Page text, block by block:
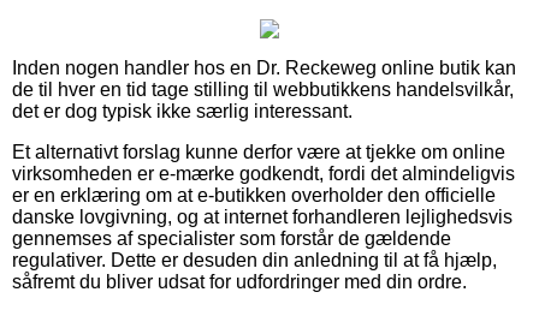
Inden nogen handler hos en Dr. Reckeweg online butik kan
de til hver en tid tage stilling til webbutikkens handelsvilkår,
det er dog typisk ikke særlig interessant.
Et alternativt forslag kunne derfor være at tjekke om online
virksomheden er e-mærke godkendt, fordi det almindeligvis
er en erklæring om at e-butikken overholder den officielle
danske lovgivning, og at internet forhandleren lejlighedsvis
gennemses af specialister som forstår de gældende
regulativer. Dette er desuden din anledning til at få hjælp,
såfremt du bliver udsat for udfordringer med din ordre.